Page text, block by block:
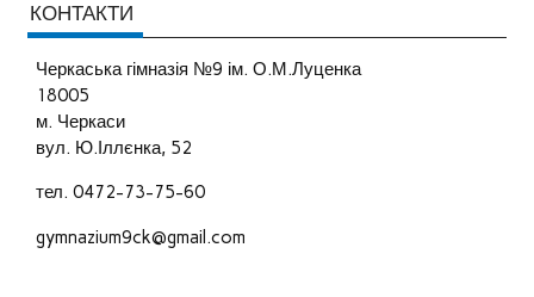
КОНТАКТИ
Черкаська гімназія №9 ім. О.М.Луценка
18005
м. Черкаси
вул. Ю.Іллєнка, 52
тел. 0472-73-75-60
gymnazium9ck@gmail.com